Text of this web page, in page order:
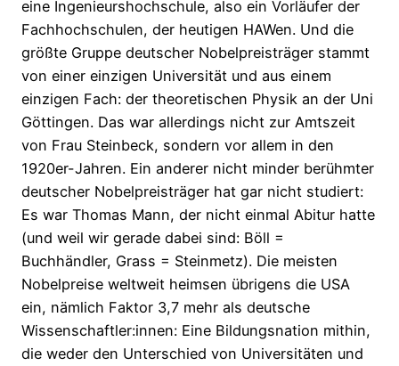
eine Ingenieurshochschule, also ein Vorläufer der
Fachhochschulen, der heutigen HAWen. Und die
größte Gruppe deutscher Nobelpreisträger stammt
von einer einzigen Universität und aus einem
einzigen Fach: der theoretischen Physik an der Uni
Göttingen. Das war allerdings nicht zur Amtszeit
von Frau Steinbeck, sondern vor allem in den
1920er-Jahren. Ein anderer nicht minder berühmter
deutscher Nobelpreisträger hat gar nicht studiert:
Es war Thomas Mann, der nicht einmal Abitur hatte
(und weil wir gerade dabei sind: Böll =
Buchhändler, Grass = Steinmetz). Die meisten
Nobelpreise weltweit heimsen übrigens die USA
ein, nämlich Faktor 3,7 mehr als deutsche
Wissenschaftler:innen: Eine Bildungsnation mithin,
die weder den Unterschied von Universitäten und